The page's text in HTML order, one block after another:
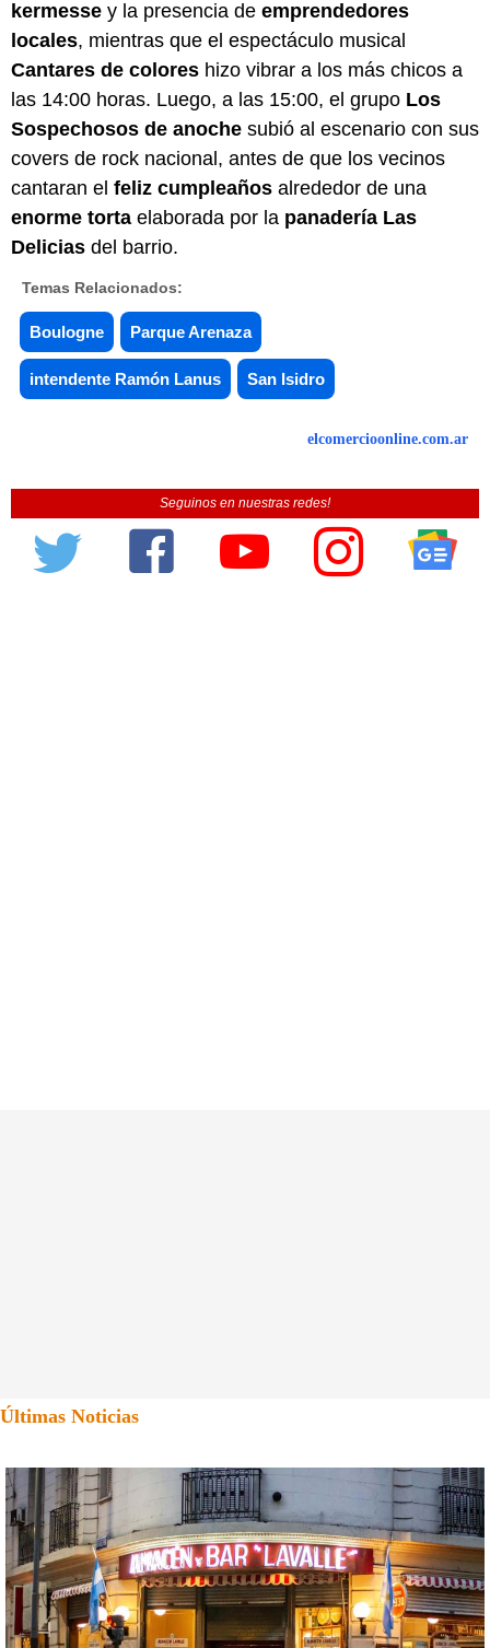
kermesse y la presencia de emprendedores
locales, mientras que el espectáculo musical
Cantares de colores hizo vibrar a los más chicos a
las 14:00 horas. Luego, a las 15:00, el grupo Los
Sospechosos de anoche subió al escenario con sus
covers de rock nacional, antes de que los vecinos
cantaran el feliz cumpleaños alrededor de una
enorme torta elaborada por la panadería Las
Delicias del barrio.
Temas Relacionados:
Boulogne Parque Arenaza
intendente Ramón Lanus San Isidro
elcomercioonline.com.ar
Seguinos en nuestras redes!
Últimas Noticias